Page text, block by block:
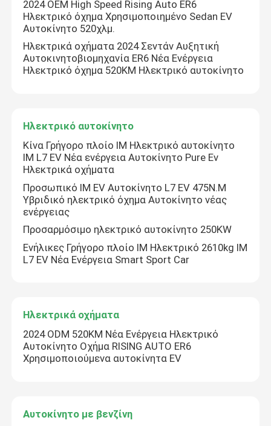
We bellen je snel terug!
υποβολή
2024 OEM High Speed Rising Auto ER6
Ηλεκτρικό όχημα Χρησιμοποιημένο Sedan EV
Αυτοκίνητο 520χλμ.
Ηλεκτρικά οχήματα 2024 Σεντάν Αυξητική
Αυτοκινητοβιομηχανία ER6 Νέα Ενέργεια
Ηλεκτρικό όχημα 520KM Ηλεκτρικό αυτοκίνητο
Ηλεκτρικό αυτοκίνητο
Κίνα Γρήγορο πλοίο ΙΜ Ηλεκτρικό αυτοκίνητο
ΙΜ L7 EV Νέα ενέργεια Αυτοκίνητο Pure Ev
Ηλεκτρικά οχήματα
Προσωπικό IM EV Αυτοκίνητο L7 EV 475N.M
Υβριδικό ηλεκτρικό όχημα Αυτοκίνητο νέας
ενέργειας
Προσαρμόσιμο ηλεκτρικό αυτοκίνητο 250KW
Ενήλικες Γρήγορο πλοίο ΙΜ Ηλεκτρικό 2610kg ΙΜ
L7 EV Νέα Ενέργεια Smart Sport Car
Ηλεκτρικά οχήματα
2024 ODM 520KM Νέα Ενέργεια Ηλεκτρικό
Αυτοκίνητο Οχήμα RISING AUTO ER6
Χρησιμοποιούμενα αυτοκίνητα EV
Αυτοκίνητο με βενζίνη